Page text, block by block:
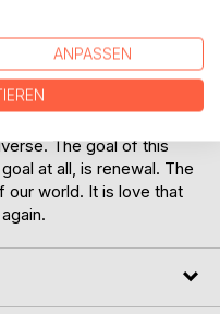
a movement. That
created and
We are part of the
The goal of this
at all, is renewal. The
our world. It is love that
ANPASSEN